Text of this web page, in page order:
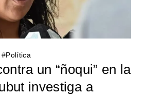
#Política
un “ñoqui” en la
investiga a